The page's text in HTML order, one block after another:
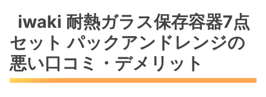
ンドレンジの悪い口コミ・デメリット
iwaki 耐熱ガラス保存容器7点セット パックア
ンドレンジの良い口コミ・評判
におい移りしにくく清潔に使える
iwaki 耐熱ガラス保存容器7点
セット パックアンドレンジの
悪い口コミ・デメリット